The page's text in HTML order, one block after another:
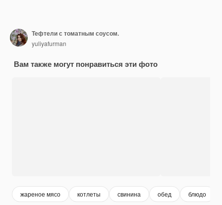
Тефтели с томатным соусом.
yuliyafurman
Вам также могут понравиться эти фото
жареное мясо котлеты свинина обед блюдо